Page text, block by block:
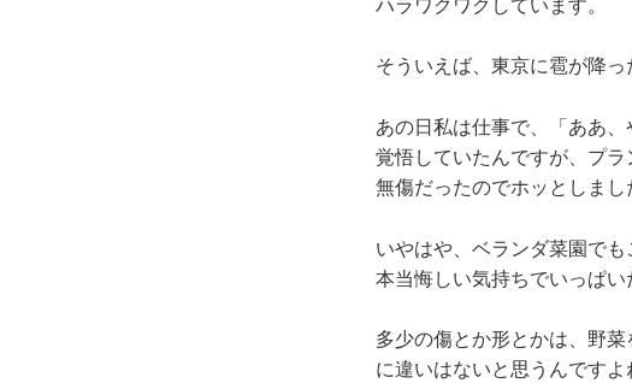
ハラワクワクしています。
そういえば、東京に雹が降っ
あの日私は仕事で、「ああ
覚悟していたんですが、プ
無傷だったのでホッとしまし
いやはや、ベランダ菜園で
本当悔しい気持ちでいっぱい
多少の傷とか形とかは、野
に違いはないと思うんですよ